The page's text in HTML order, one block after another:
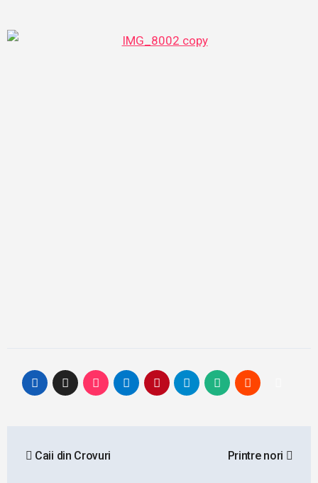
navigation
Caii din Crovuri Printre nori